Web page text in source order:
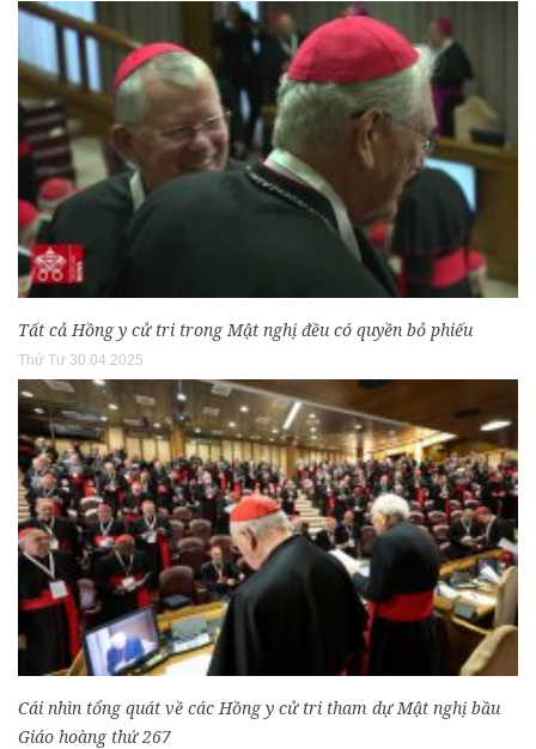
Tất cả Hồng y cử tri trong Mật nghị đều có quyền bỏ phiếu
Thứ Tư 30.04.2025
Cái nhìn tổng quát về các Hồng y cử tri tham dự Mật nghị bầu
Giáo hoàng thứ 267